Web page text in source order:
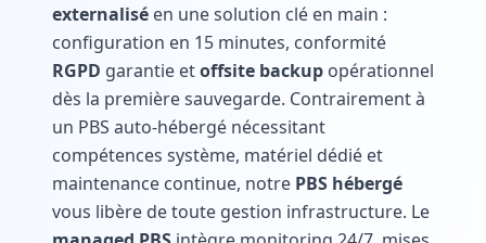
externalisé en une solution clé en main :
configuration en 15 minutes, conformité
RGPD garantie etoffsite backup opérationnel
dès la première sauvegarde. Contrairement à
un PBS auto-hébergé nécessitant
compétences système, matériel dédié et
maintenance continue, notre PBS hébergé
vous libère de toute gestion infrastructure. Le